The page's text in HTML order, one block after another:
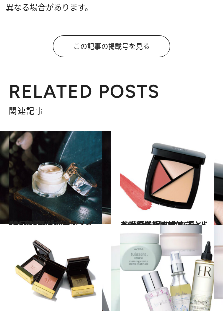
異なる場合があります。
この記事の掲載号を見る
RELATED POSTS
関連記事
2017.12.3
CREAベストコスメ2017！(4) 「ベースメイク」部門5選
ビューティ＆ヘルス 2017.10.3
トーン低めの絶妙ヌードチークで 品のよい凜とした横顔を演出する
ビューティ＆ヘルス